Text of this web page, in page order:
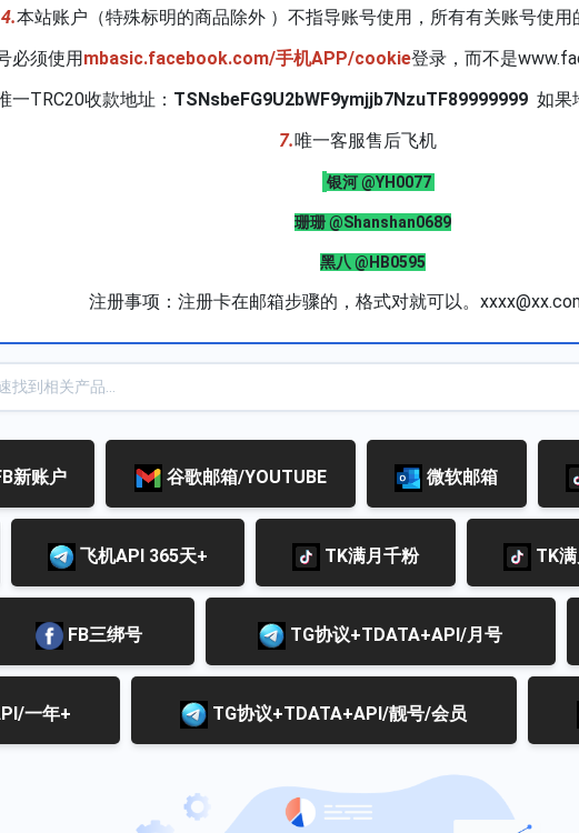
4.本站账户（特殊标明的商品除外 ）不指导账号使用，所有有关账号使
必须使用mbasic.facebook.com/手机APP/cookie登录，而不是
一TRC20收款地址： TSNsbeFG9U2bWF9ymjjb7NzuTF89999999 如果
7.唯一客服售后飞机
银河 @YH0077
珊珊 @Shanshan0689
黑八 @HB0595
注册事项：注册卡在邮箱步骤的，格式对就可以。
新账户 谷歌邮箱/YOUTUBE 微软邮箱
飞机API 365天+ TK满月千粉 TK
FB三绑号 TG协议+TDATA+API/月号
一年+ TG协议+TDATA+API/靓号/会员